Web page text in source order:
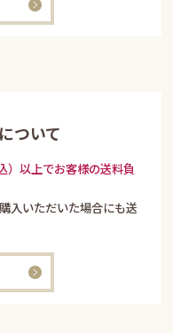
ついて
）以上でお客様の送料負
入いただいた場合にも送